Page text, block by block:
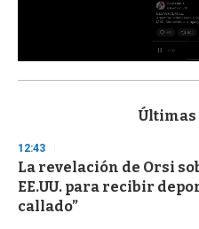
s
d
s
o
f
3
Últimas
12:43
La revelación de Orsi
EE.UU. para recibir
callado”